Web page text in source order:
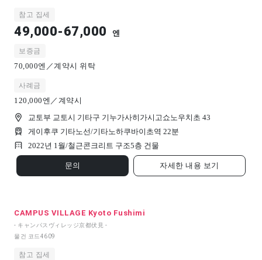
참고 집세
49,000-67,000 엔
보증금
70,000엔／계약시 위탁
사례금
120,000엔／계약시
교토부 교토시 기타구 기누가사히가시고쇼노우치초 43
게이후쿠 기타노선/기타노하쿠바이초역 22분
2022년 1월/철근콘크리트 구조5층 건물
문의 자세한 내용 보기
CAMPUS VILLAGE Kyoto Fushimi
- キャンパスヴィレッジ京都伏見 -
물건 코드 4609
참고 집세